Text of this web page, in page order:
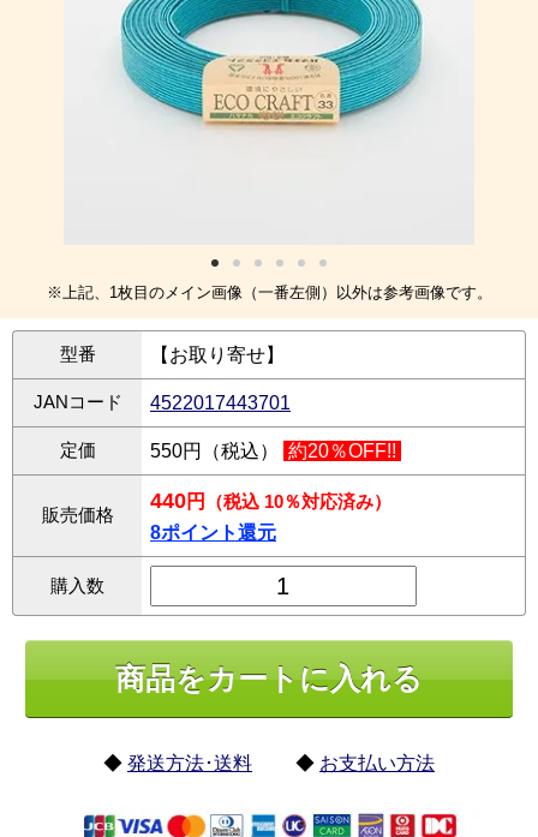
※上記、1枚目のメイン画像（一番左側）以外は参考画像です。
型番 【お取り寄せ】
JANコード 4522017443701
定価 550円（税込） 約20％OFF!!
販売価格
440円
（税込 10％対応済み）
8ポイント還元
購入数
◆ 発送方法･送料 ◆ お支払い方法